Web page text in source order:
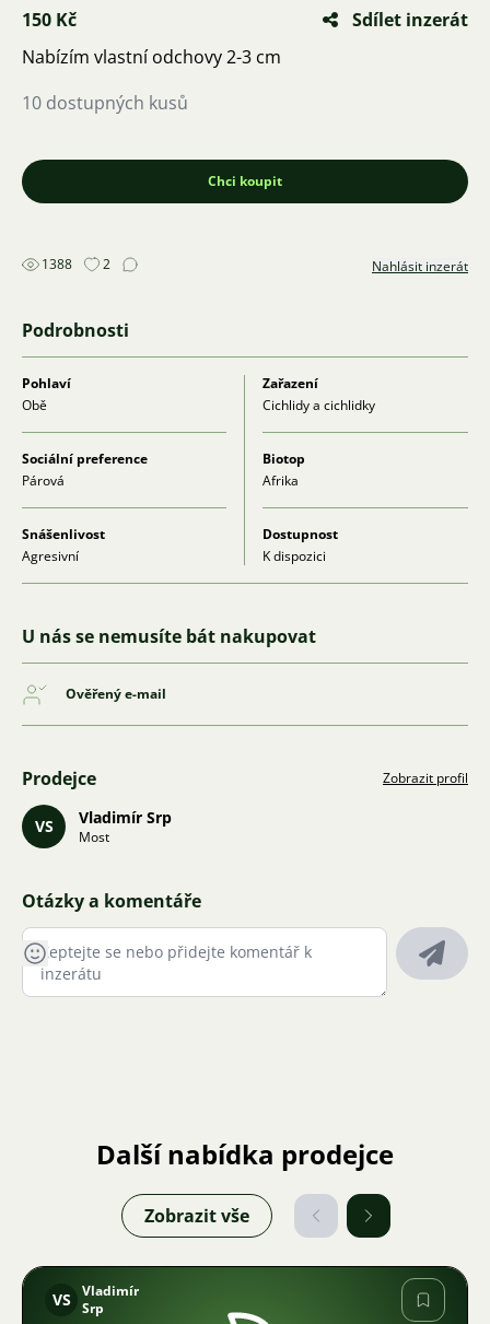
150 Kč
Sdílet inzerát
Nabízím vlastní odchovy 2-3 cm
10 dostupných kusů
Chci koupit
1388 2 Nahlásit inzerát
Podrobnosti
Pohlaví
Obě
Zařazení
Cichlidy a cichlidky
Sociální preference
Párová
Biotop
Afrika
Snášenlivost
Agresivní
Dostupnost
K dispozici
U nás se nemusíte bát nakupovat
Ověřený e-mail
Prodejce Zobrazit profil
VS Vladimír Srp
Most
Otázky a komentáře
Další nabídka prodejce
Zobrazit vše
VS
Vladimír
Srp